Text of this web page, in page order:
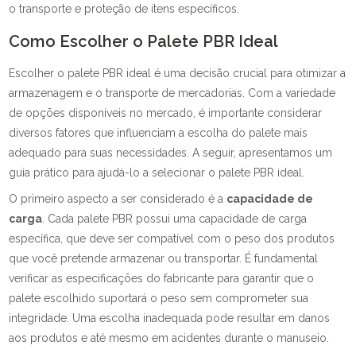
o transporte e proteção de itens específicos.
Como Escolher o Palete PBR Ideal
Escolher o palete PBR ideal é uma decisão crucial para otimizar a
armazenagem e o transporte de mercadorias. Com a variedade
de opções disponíveis no mercado, é importante considerar
diversos fatores que influenciam a escolha do palete mais
adequado para suas necessidades. A seguir, apresentamos um
guia prático para ajudá-lo a selecionar o palete PBR ideal.
O primeiro aspecto a ser considerado é a capacidade de
carga . Cada palete PBR possui uma capacidade de carga
específica, que deve ser compatível com o peso dos produtos
que você pretende armazenar ou transportar. É fundamental
verificar as especificações do fabricante para garantir que o
palete escolhido suportará o peso sem comprometer sua
integridade. Uma escolha inadequada pode resultar em danos
aos produtos e até mesmo em acidentes durante o manuseio.